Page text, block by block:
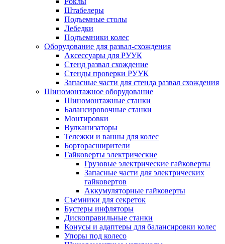
Штабелеры
Подъемные столы
Лебедки
Подъемники колес
Оборудование для развал-схождения
Аксессуары для РУУК
Стенд развал схождение
Стенды проверки РУУК
Запасные части для стенда развал схождения
Шиномонтажное оборудование
Шиномонтажные станки
Балансировочные станки
Монтировки
Вулканизаторы
Тележки и ванны для колес
Борторасширители
Гайковерты электрические
Грузовые электрические гайковерты
Запасные части для электрических
гайковертов
Аккумуляторные гайковерты
Съемники для секреток
Бустеры инфляторы
Дископравильные станки
Конусы и адаптеры для балансировки колес
Упоры под колесо